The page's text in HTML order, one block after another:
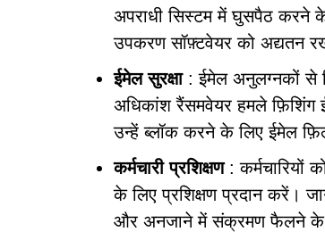
अपराधी सिस्टम में घुसपैठ करने
उपकरण सॉफ़्टवेयर को अद्यतन
ईमेल सुरक्षा: ईमेल अनुलग्नकों से
अधिकांश रैंसमवेयर हमले
उन्हें ब्लॉक करने के लिए ईमेल
कर्मचारी प्रशिक्षण: कर्मचारियों
के लिए प्रशिक्षण प्रदान करें।
और अनजाने में संक्रमण फैलने के